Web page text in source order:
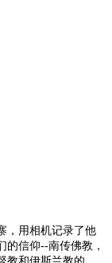
，用相机记录了他
的信仰--南传佛教，